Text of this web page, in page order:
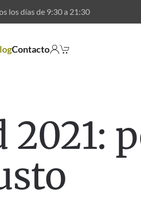
los días de 9:30a 21:30
Contacto
2021: